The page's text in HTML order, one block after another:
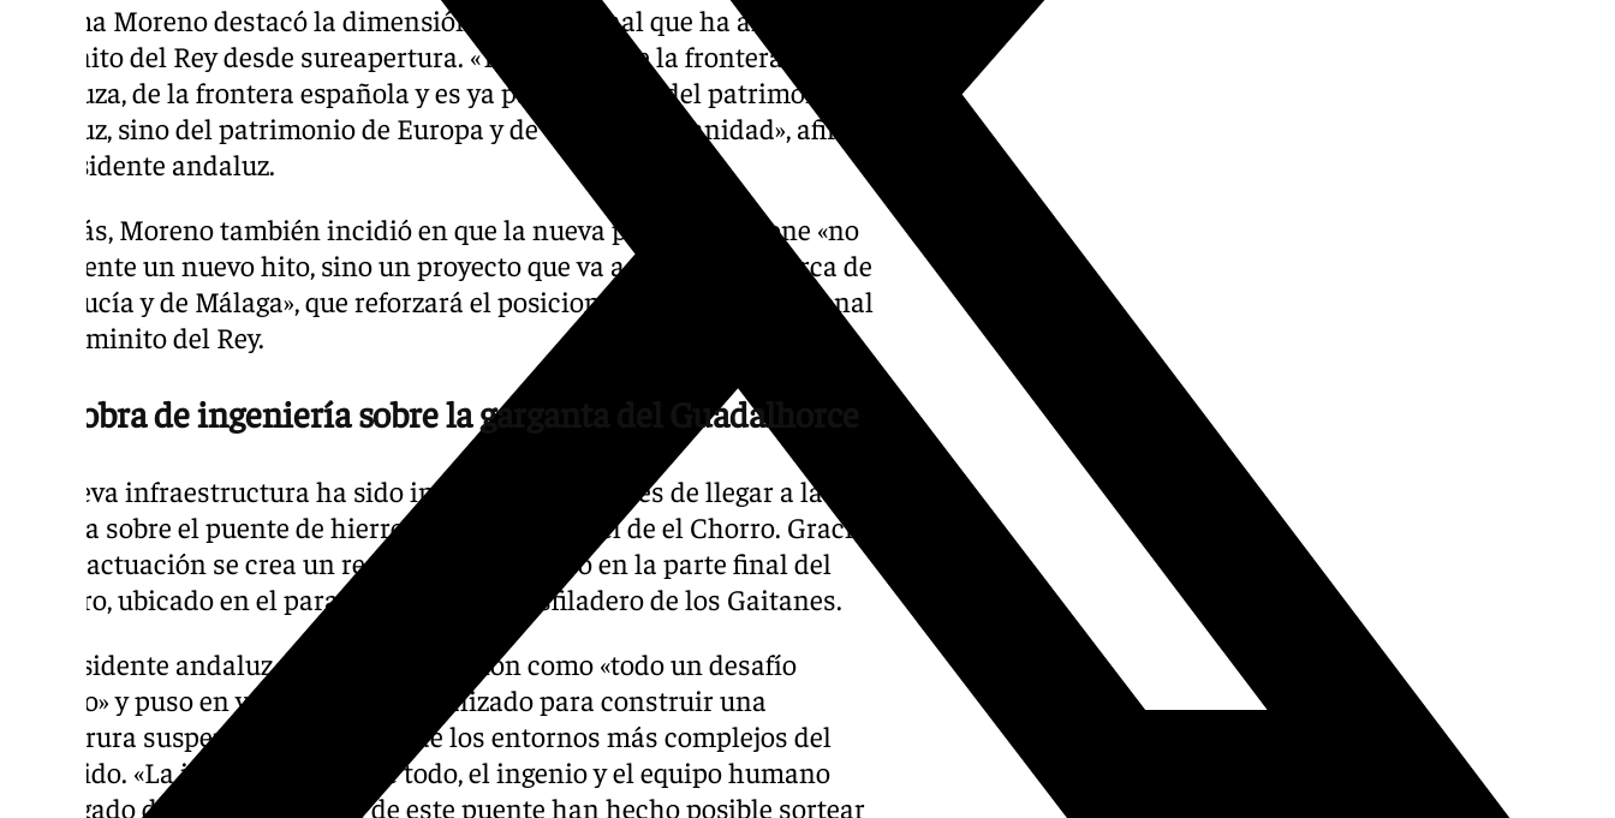
Juanma Moreno destacó la dimensión internacional que ha alcanzado el
Caminito del Rey desde sureapertura. «Trasciende de la frontera
andaluza, de la frontera española y es ya parte no solo del patrimonio
andaluz, sino del patrimonio de Europa y de toda la humanidad», afirmó
el presidente andaluz.
Además, Moreno también incidió en que la nueva pasarela supone «no
solamente un nuevo hito, sino un proyecto que va a mejorar la marca de
Andalucía y de Málaga», que reforzará el posicionamiento internacional
del Caminito del Rey.
Una obra de ingeniería sobre la garganta del Guadalhorce
La nueva infraestructura ha sido instalada justo antes de llegar a la zona
situada sobre el puente de hierro del tren y el túnel de el Chorro. Gracias
a esta actuación se crea un recorrido alternativo en la parte final del
sendero, ubicado en el paraje natural del Desfiladero de los Gaitanes.
El presidente andaluz calificó la actuación como «todo un desafío
técnico» y puso en valor el trabajo realizado para construir una
estrucrura suspendida sobre uno de los entornos más complejos del
recorrido. «La ingeniería y, sobre todo, el ingenio y el equipo humano
encargado de la construcción de este puente han hecho posible sortear